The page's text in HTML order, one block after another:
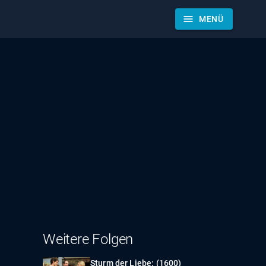
menu MENÜ
Weitere Folgen
Sturm der Liebe: (1600)